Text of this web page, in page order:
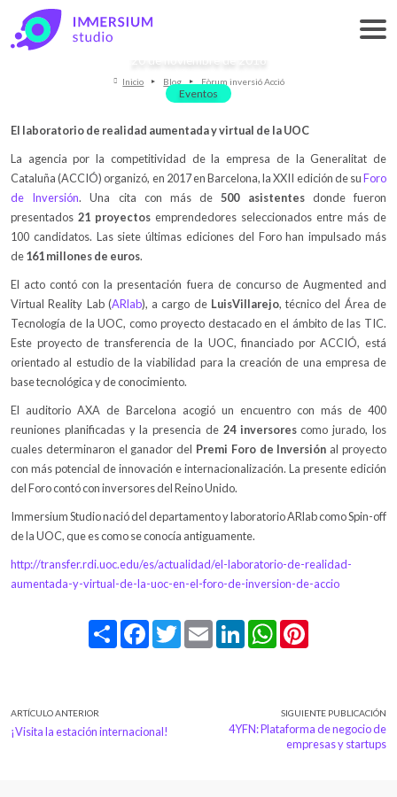
Fòrum inversió Acció
20 de noviembre de 2018
Eventos
Inicio Blog Fòrum inversió Acció
El laboratorio de realidad aumentada y virtual de la UOC
La agencia por la competitividad de la empresa de la Generalitat de
Cataluña (ACCIÓ) organizó, en 2017 en Barcelona, la XXII edición de suForo
de Inversión. Una cita con más de500 asistentesdonde fueron
presentados 21 proyectos emprendedores seleccionados entre más de
100 candidatos. Las siete últimas ediciones del Foro han impulsado más
de161 millones de euros.
El acto contó con la presentación fuera de concurso de Augmented and
Virtual Reality Lab (ARlab), a cargo deLuisVillarejo, técnico del Área de
Tecnología de la UOC, como proyecto destacado en el ámbito de las TIC.
Este proyecto de transferencia de la UOC, financiado por ACCIÓ, está
orientado al estudio de la viabilidad para la creación de una empresa de
base tecnológica y de conocimiento.
El auditorio AXA de Barcelona acogió un encuentro con más de 400
reuniones planificadas y la presencia de 24 inversorescomo jurado, los
cuales determinaron el ganador del Premi Foro de Inversión al proyecto
con más potencial de innovación e internacionalización. La presente edición
del Foro contó con inversores del Reino Unido.
Immersium Studio nació del departamento y laboratorio ARlab como Spin-off
de la UOC, que es como se conocía antiguamente.
http://transfer.rdi.uoc.edu/es/actualidad/el-laboratorio-de-realidad-
aumentada-y-virtual-de-la-uoc-en-el-foro-de-inversion-de-accio
Share FacebookTwitterEmail LinkedInWhatsApp
ARTÍCULO ANTERIOR
¡Visita la estación internacional!
SIGUIENTE PUBLICACIÓN
4YFN: Plataforma de negocio de
empresas y startups